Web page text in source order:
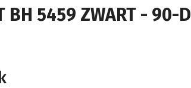
BH 5459 ZWART - 90-D